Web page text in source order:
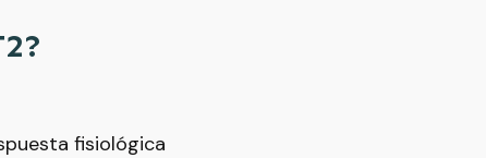
fisiológica